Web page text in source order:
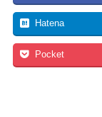
Hatena
Pocket